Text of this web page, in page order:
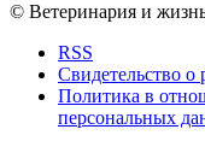
© Ветеринария и
RSS
Свидетельство
Политика в
персональных